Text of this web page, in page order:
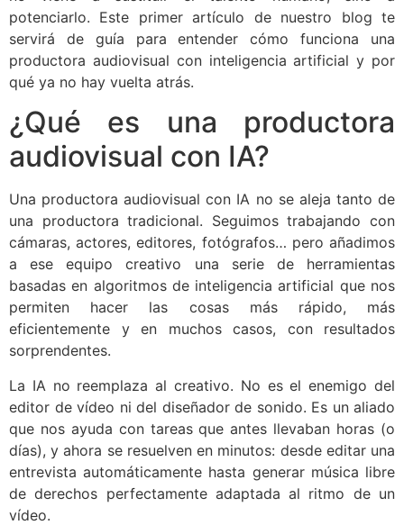
potenciarlo. Este primer artículo de nuestro blog te
servirá de guía para entender cómo funciona una
productora audiovisual con inteligencia artificial y por
qué ya no hay vuelta atrás.
¿Qué es una productora
audiovisual con IA?
Una productora audiovisual con IA no se aleja tanto de
una productora tradicional. Seguimos trabajando con
cámaras, actores, editores, fotógrafos… pero añadimos
a ese equipo creativo una serie de herramientas
basadas en algoritmos de inteligencia artificial que nos
permiten hacer las cosas más rápido, más
eficientemente y en muchos casos, con resultados
sorprendentes.
La IA no reemplaza al creativo. No es el enemigo del
editor de vídeo ni del diseñador de sonido. Es un aliado
que nos ayuda con tareas que antes llevaban horas (o
días), y ahora se resuelven en minutos: desde editar una
entrevista automáticamente hasta generar música libre
de derechos perfectamente adaptada al ritmo de un
vídeo.